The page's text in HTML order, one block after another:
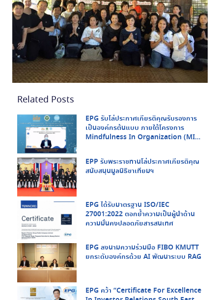
Related Posts
EPG รับโล่ประกาศเกียรติคุณรับรองการ
เป็นองค์กรต้นแบบ ภายใต้โครงการ
Mindfulness In Organization (MIO)
EPP รับพระราชทานโล่ประกาศเกียรติคุณ
สนับสนุนมูลนิธิขาเทียมฯ
EPG ได้รับมาตรฐาน ISO/IEC
27001:2022 ตอกย้ำความเป็นผู้นำด้าน
ความมั่นคงปลอดภัยสารสนเทศ
EPG ลงนามความร่วมมือ FIBO KMUTT
ยกระดับองค์กรด้วย AI พัฒนาระบบ RAG
EPG คว้า “Certificate For Excellence